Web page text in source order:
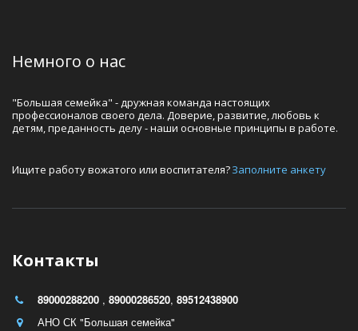
Немного о нас
"Большая семейка" - дружная команда настоящих
профессионалов своего дела. Доверие, развитие, любовь к
детям, преданность делу - наши основные принципы в работе.
Ищите работу вожатого или воспитателя? Заполните анкету
Контакты
89000288200 , 89000286520, 89512438900
АНО СК "Большая семейка"